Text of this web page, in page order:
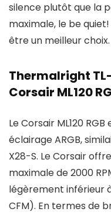
silence plutôt que la
maximale, le be
être un meilleur choix.
Thermalright
Corsair ML120
Le Corsair ML120
éclairage ARGB,
X28-S. Le Corsair
maximale de 2000
légèrement inférieur
CFM). En termes de